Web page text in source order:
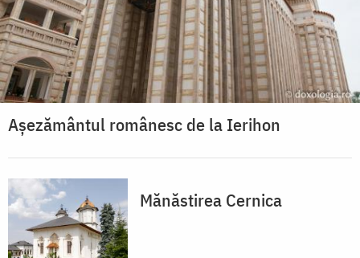
Așezământul românesc de la Ierihon
Mănăstirea Cernica